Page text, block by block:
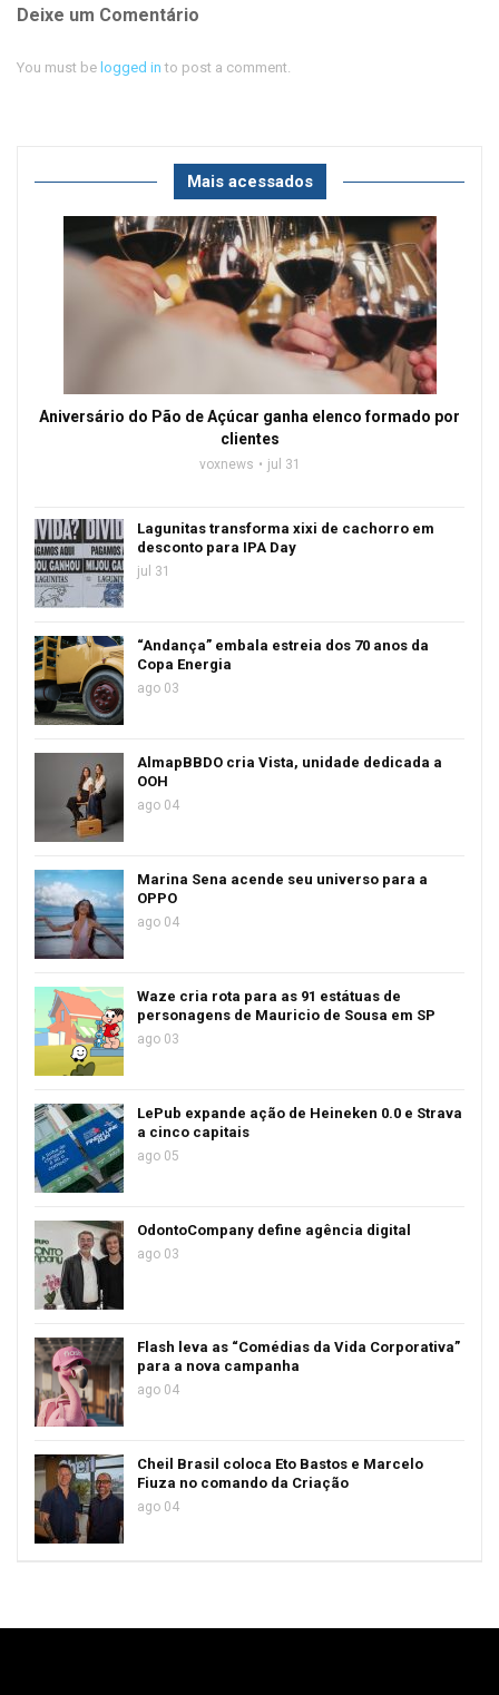
Deixe um Comentário
You must be logged in to post a comment.
Mais acessados
Aniversário do Pão de Açúcar ganha elenco formado por
clientes
voxnews jul 31
Lagunitas transforma xixi de cachorro em
desconto para IPA Day
jul 31
“Andança” embala estreia dos 70 anos da
Copa Energia
ago 03
AlmapBBDO cria Vista, unidade dedicada a
OOH
ago 04
Marina Sena acende seu universo para a
OPPO
ago 04
Waze cria rota para as 91 estátuas de
personagens de Mauricio de Sousa em SP
ago 03
LePub expande ação de Heineken 0.0 e Strava
a cinco capitais
ago 05
OdontoCompany define agência digital
ago 03
Flash leva as “Comédias da Vida Corporativa”
para a nova campanha
ago 04
Cheil Brasil coloca Eto Bastos e Marcelo
Fiuza no comando da Criação
ago 04